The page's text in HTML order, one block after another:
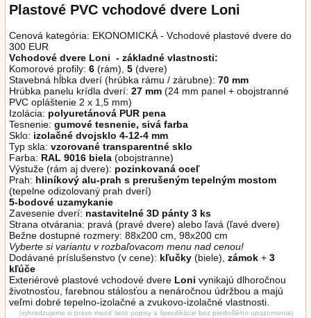
Plastové PVC vchodové dvere Loni
Cenová kategória: EKONOMICKÁ - Vchodové plastové dvere do
300 EUR
Vchodové dvere Loni - základné vlastnosti:
Komorové profily: 6 (rám), 5 (dvere)
Stavebná hĺbka dverí (hrúbka rámu / zárubne): 70 mm
Hrúbka panelu krídla dverí: 27 mm (24 mm panel + obojstranné
PVC opláštenie 2 x 1,5 mm)
Izolácia: polyuretánová PUR pena
Tesnenie: gumové tesnenie, sivá farba
Sklo: izolačné dvojsklo 4-12-4 mm
Typ skla: vzorované transparentné sklo
Farba: RAL 9016 biela (obojstranne)
Výstuže (rám aj dvere): pozinkovaná oceľ
Prah: hliníkový alu-prah s prerušeným tepelným mostom
(tepelne odizolovaný prah dverí)
5-bodové uzamykanie
Zavesenie dverí: nastavitelné 3D pánty 3 ks
Strana otvárania: pravá (pravé dvere) alebo ľavá (ľavé dvere)
Bežne dostupné rozmery: 88x200 cm, 98x200 cm
Vyberte si variantu v rozbaľovacom menu nad cenou!
Dodávané príslušenstvo (v cene): kľučky (biele), zámok + 3
kľúče
Exteriérové plastové vchodové dvere Loni vynikajú dlhoročnou
životnosťou, farebnou stálosťou a nenáročnou údržbou a majú
veľmi dobré tepelno-izolačné a zvukovo-izolačné vlastnosti.
(vyhradzujeme si právo meniť tieto popisy a špecifikácie bez predošlého upozornenia)